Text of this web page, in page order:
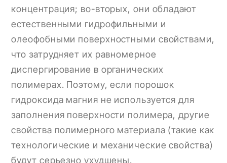
концентрация; во-вторых, они обладают
естественными гидрофильными и
олеофобными поверхностными свойствами,
что затрудняет их равномерное
диспергирование в органических
полимерах. Поэтому, если порошок
гидроксида магния не используется для
заполнения поверхности полимера, другие
свойства полимерного материала (такие как
технологические и механические свойства)
будут серьезно ухудшены.